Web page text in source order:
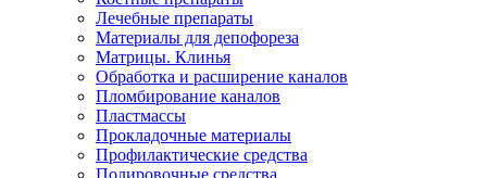
Лечебные препараты
Материалы для депофореза
Матрицы. Клинья
Обработка и расширение каналов
Пломбирование каналов
Пластмассы
Прокладочные материалы
Профилактические средства